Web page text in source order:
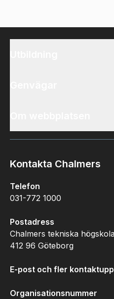
Kontakta Chalmers
Telefon
031-772 1000
Postadress
Chalmers tekniska
412 96 Göteborg
E-post och fler
Organisationsnummer